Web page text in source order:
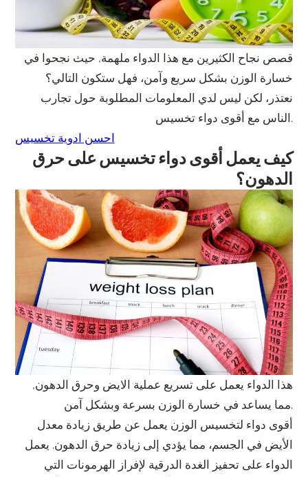
قصص نجاح الكثيرين مع هذا الدواء ملهمة, حيث نجحوا في
خسارة الوزن بشكل سريع وآمن، فهل ستكون التالي؟
نعتذر، لكن ليس لدي المعلومات المطلوبة حول تجارب
الناس مع أقوى دواء تخسيس.
احسن ادوية تخسيس
كيف يعمل أقوى دواء تخسيس على حرق
الدهون؟
هذا الدواء يعمل على تسريع عملية الايض وحرق الدهون,
مما يساعد في خسارة الوزن بسرعة وبشكل آمن.
أقوى دواء لتخسيس الوزن يعمل عن طريق زيادة معدل
الأيض في الجسم، مما يؤدي إلى زيادة حرق الدهون. يعمل
الدواء على تحفيز الغدة الدرقية لإفراز الهرمونات التي